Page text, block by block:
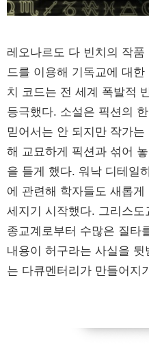
레오나르도 다 빈치의 작품
드를 이용해 기독교에 대
치 코드는 전 세계 폭발적
등극했다. 소설은 픽션의
믿어서는 안 되지만 작가
해 교묘하게 픽션과 섞어
을 들게 했다. 워낙 디테일
에 관련해 학자들도 새롭
세지기 시작했다. 그리스
종교계로부터 수많은 질타
내용이 허구라는 사실을
는 다큐멘터리가 만들어지